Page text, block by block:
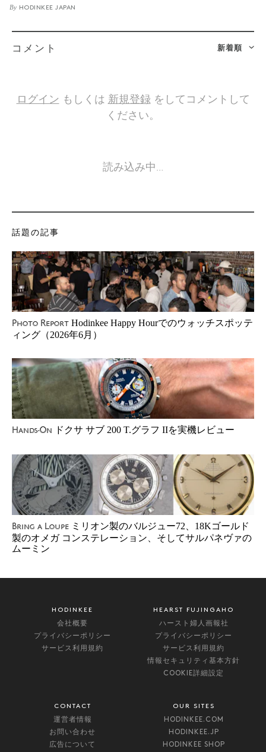
By HODINKEE JAPAN
新着順
コメント
ログイン もしくは 新規登録をしてコメントして
ください。
読み込み中…
話題の記事
Photo Report Hodinkee Happy Hourでのウォッチスポッテ
ィング（2026年6月）
Hands-On ドクサ サブ 200 T.グラフ IIを実機レビュー
Bring a Loupe ミリオン製のバルジュー72、18Kゴールド
製のオメガ コンステレーション、そしてサルパネヴァの
ムーミン
HODINKEE
会社概要
プライバシーポリシー
サービス利用規約
HEARST FUJINGAHO
ハースト婦人画報社
プライバシーポリシー
サービス利用規約
情報セキュリティ基本方針
COOKIE詳細設定
CONTACT
運営者情報
お問い合わせ
広告について
OUR SITES
HODINKEE.COM
HODINKEE.JP
HODINKEE SHOP